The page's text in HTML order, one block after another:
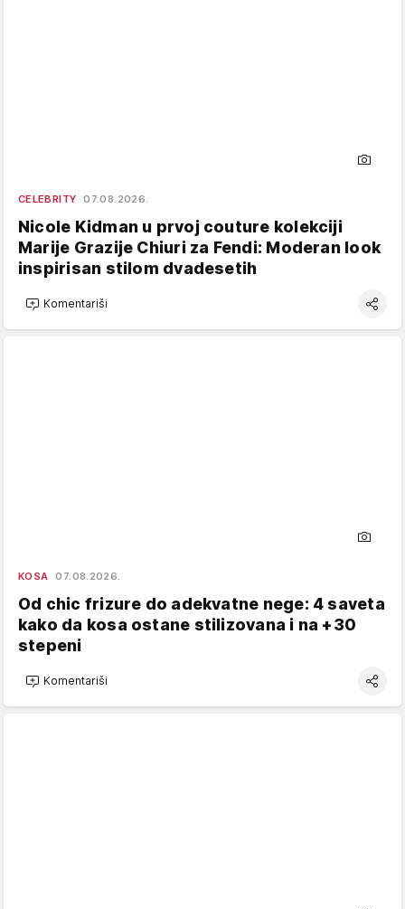
CELEBRITY 07.08.2026.
Nicole Kidman u prvoj couture kolekciji
Marije Grazije Chiuri za Fendi: Moderan look
inspirisan stilom dvadesetih
Komentariši
KOSA 07.08.2026.
Od chic frizure do adekvatne nege: 4 saveta
kako da kosa ostane stilizovana i na +30
stepeni
Komentariši